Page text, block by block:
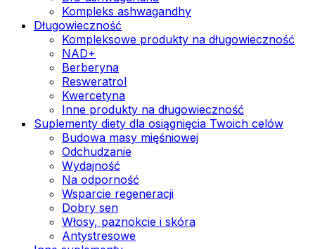
Kompleks ashwagandhy
Długowieczność
Kompleksowe produkty na długowieczność
NAD+
Berberyna
Resweratrol
Kwercetyna
Inne produkty na długowieczność
Suplementy diety dla osiągnięcia Twoich celów
Budowa masy mięśniowej
Odchudzanie
Wydajność
Na odporność
Wsparcie regeneracji
Dobry sen
Włosy, paznokcie i skóra
Antystresowe